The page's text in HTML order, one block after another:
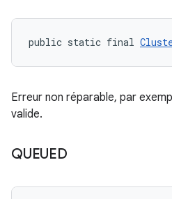
public static final
Erreur non réparable, par
valide.
QUEUED